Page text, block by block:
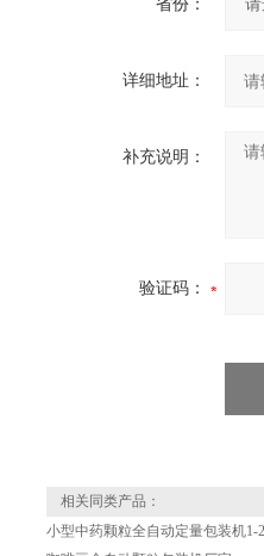
省份：
详细地址：
补充说明：
验证码：
相关同类产品：
小型中药颗粒全自动定量包装机1-